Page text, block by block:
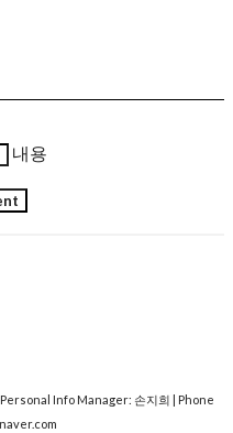
내용
Info Manager: 손지희 | Phone